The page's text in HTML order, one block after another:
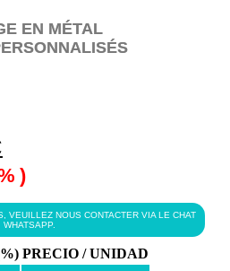
EN MÉTAL
:
Le
prix
actuel
est :
1,13€.
VEUILLEZ NOUS CONTACTER VIA LE CHAT
WHATSAPP.
PRECIO / UNIDAD